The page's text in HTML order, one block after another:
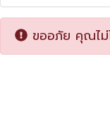
ขออภัย คุณไม่